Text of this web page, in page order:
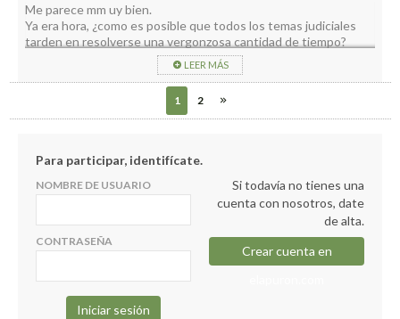
Me parece mm uy bien.
Ya era hora, ¿como es posible que todos los temas judiciales
tarden en resolverse una vergonzosa cantidad de tiempo?
LEER MÁS
1 2
Para participar, identifícate.
NOMBRE DE USUARIO
CONTRASEÑA
Si todavía no tienes una
cuenta con nosotros, date
de alta.
Crear cuenta en